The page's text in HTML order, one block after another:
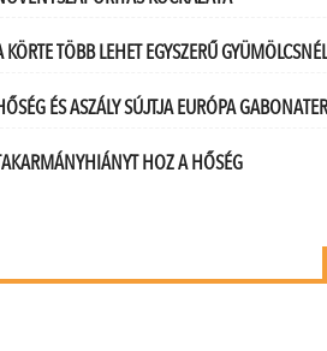
KÖRTE TÖBB LEHET EGYSZERŰ GYÜMÖLCSNÉL
ÉS ASZÁLY SÚJTJA EURÓPA
HOZ A HŐSÉG